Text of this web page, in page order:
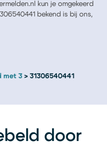
kun je omgekeerd
bekend is bij ons,
met 3 31306540441
door